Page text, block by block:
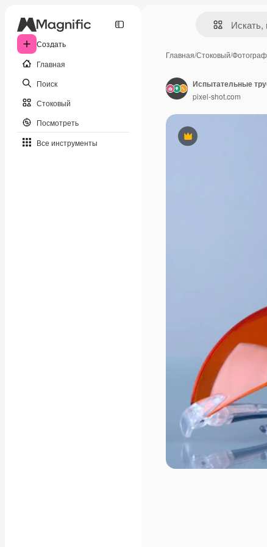
Создать
Главная
Поиск
Стоковый
Посмотреть
Все инструменты
Главная/Стоковый/
Премиум
Испытательные
pixel-shot.com